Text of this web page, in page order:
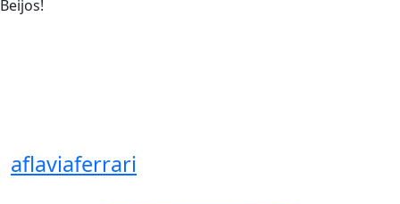
Beijos!
aflaviaferrari